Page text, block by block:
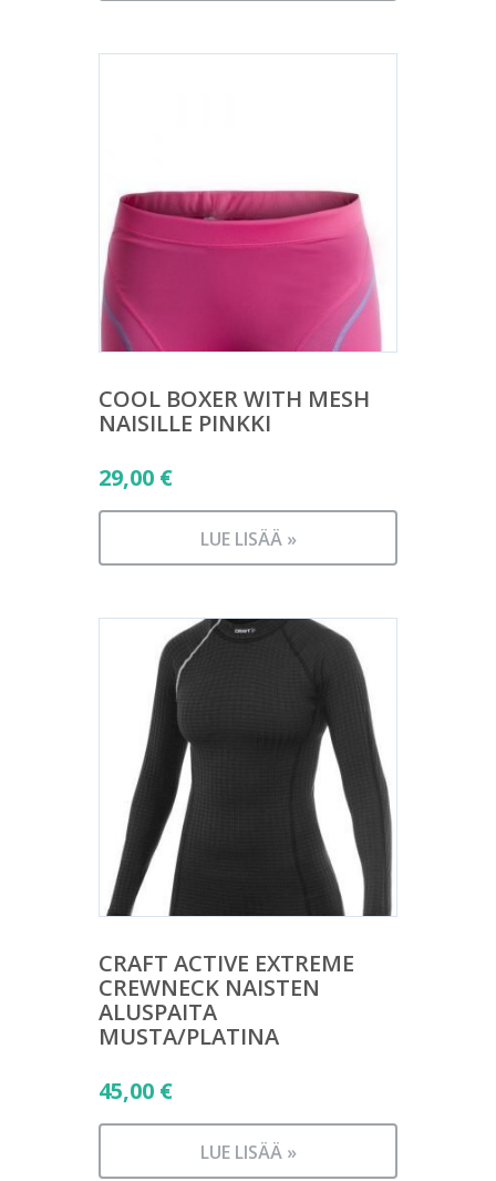
COOL BOXER WITH MESH
NAISILLE PINKKI
29,00 €
LUE LISÄÄ »
CRAFT ACTIVE EXTREME
CREWNECK NAISTEN
ALUSPAITA
MUSTA/PLATINA
45,00 €
LUE LISÄÄ »